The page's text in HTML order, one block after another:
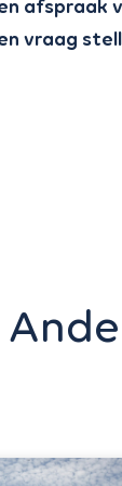
afspraak
vraag